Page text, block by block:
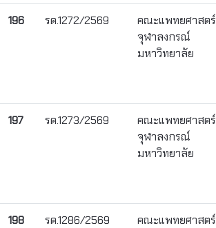
196 รด.1272/2569
คณะแพทยศาสตร์
จุฬาลงกรณ์
มหาวิทยาลัย
197 รด.1273/2569
คณะแพทยศาสตร์
จุฬาลงกรณ์
มหาวิทยาลัย
198 รด.1286/2569
คณะแพทยศาสตร์